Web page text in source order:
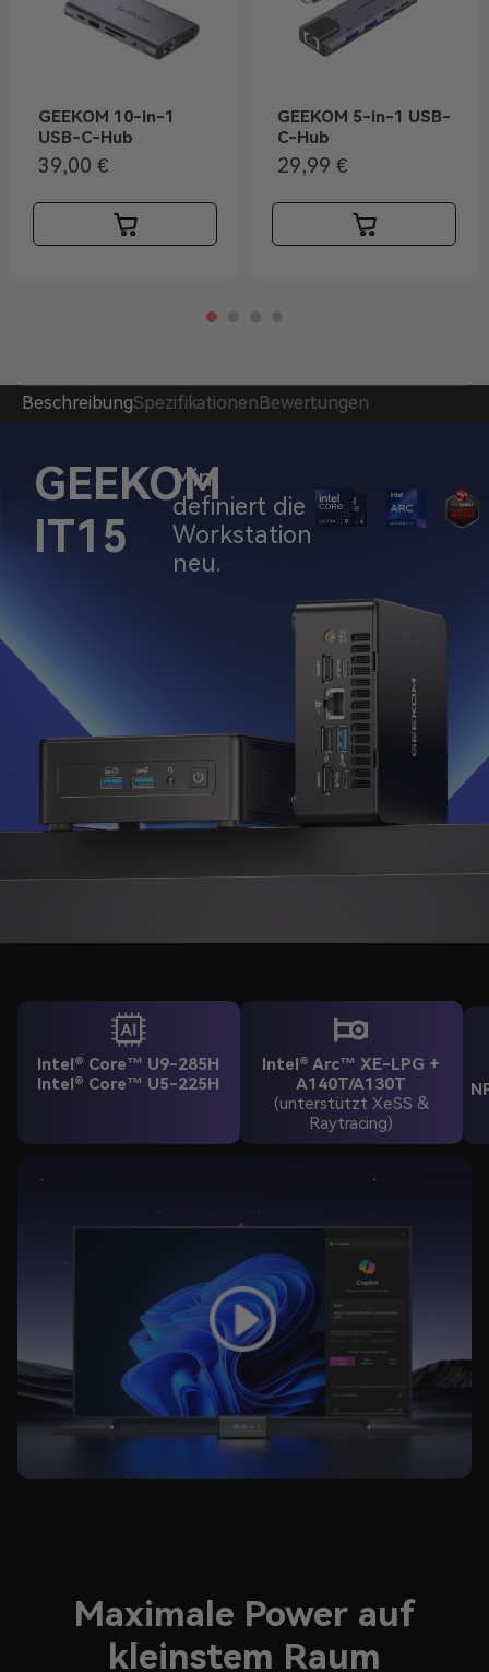
GEEKOM 10-in-1
USB-C-Hub
39,00 €
GEEKOM 5-in-1 USB-
C-Hub
29,99 €
BeschreibungSpezifikationenBewertungen
GEEKOM
IT15
Mini
definiert die
Workstation
neu.
Intel® Core™ U9-285H
Intel® Core™ U5-225H
Intel® Arc™ XE-LPG +
A140T/A130T
(unterstützt XeSS &
Raytracing)
Maximale Power auf
kleinstem Raum